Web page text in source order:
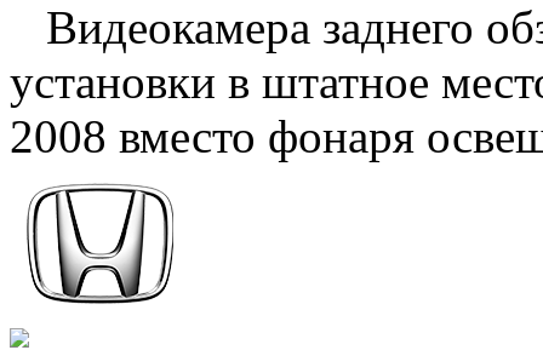
Видеокамера заднего
установки в штатное
2008 вместо фонаря